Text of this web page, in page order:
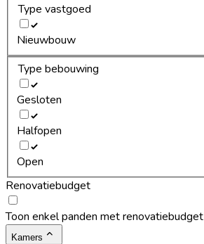
Type vastgoed
Nieuwbouw
Type bebouwing
Gesloten
Halfopen
Open
Renovatiebudget
Toon enkel panden met renovatiebudget
Kamers